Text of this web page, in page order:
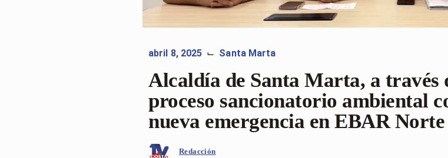
abril 8, 2025 ⌙ Santa Marta
Alcaldía de Santa Marta, a través
proceso sancionatorio ambiental
nueva emergencia en EBAR Norte
Redacción